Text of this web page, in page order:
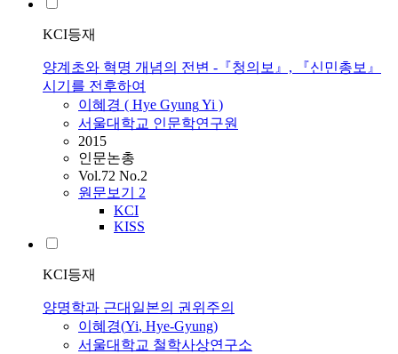
KCI등재
양계초와 혁명 개념의 전변 -『청의보』, 『신민총보』
시기를 전후하여
이혜경 ( Hye GyungYi )
서울대학교 인문학연구원
2015
인문논총
Vol.72 No.2
원문보기 2
KCI
KISS
KCI등재
양명학과 근대일본의 권위주의
이혜경(Yi, Hye-Gyung)
서울대학교 철학사상연구소